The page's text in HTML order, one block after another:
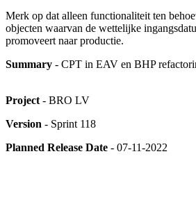
Merk op dat alleen functionaliteit ten
objecten waarvan de wettelijke
promoveert naar productie.
Summary - CPT in EAV en BHP
Project - BRO LV
Version - Sprint 118
Planned Release Date - 07-11-2022